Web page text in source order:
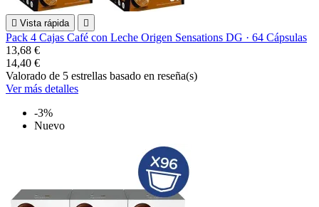
 Vista rápida 
Pack 4 Cajas Café con Leche Origen Sensations DG · 64 Cápsulas
13,68 €
14,40 €
Valorado de 5 estrellas basado en reseña(s)
Ver más detalles
-3%
Nuevo